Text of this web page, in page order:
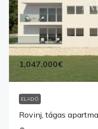
1,047,000€
ELADÓ
Rovinj, tágas